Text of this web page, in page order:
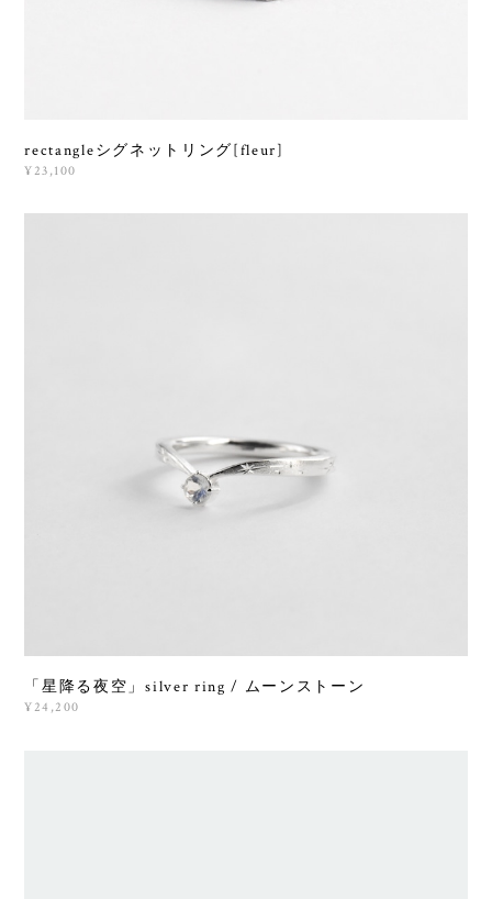
rectangleシグネットリング[fleur]
¥23,100
「星降る夜空」silver ring / ムーンストーン
¥24,200